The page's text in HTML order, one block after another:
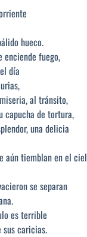
hueco.
enciende fuego,
día
al tránsito,
capucha de tortura,
una delicia
aún tiemblan en el
se separan
es terrible
caricias.